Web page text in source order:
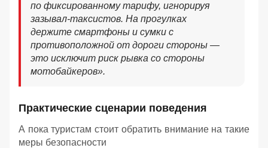
по фиксированному тарифу, игнорируя
зазывал-таксистов. На прогулках
держите смартфоны и сумки с
противоположной от дороги стороны —
это исключит риск рывка со стороны
мотобайкеров».
Практические сценарии поведения
А пока туристам стоит обратить внимание на такие
меры безопасности